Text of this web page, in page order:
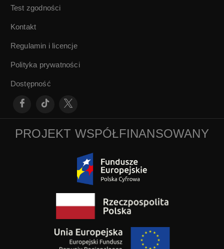
Test zgodności
Kontakt
Regulamin i licencje
Polityka prywatności
Dostępność
PROJEKT WSPÓŁFINANSOWANY